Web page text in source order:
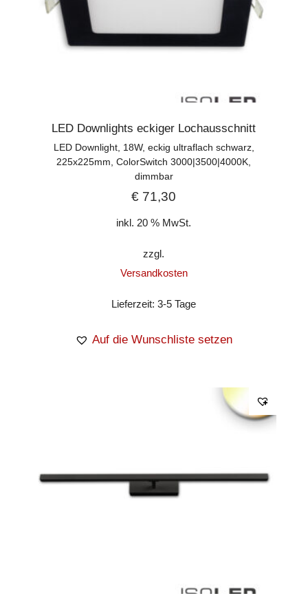
LED Downlights eckiger Lochausschnitt
LED Downlight, 18W, eckig ultraflach schwarz,
225x225mm, ColorSwitch 3000|3500|4000K,
dimmbar
€ 71,30
inkl. 20 % MwSt.
zzgl.
Versandkosten
Lieferzeit:3-5 Tage
Auf die Wunschliste setzen